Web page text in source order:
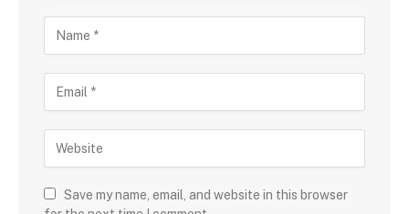
Save my name, email, and website in this browser